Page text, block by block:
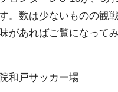
。数は少ないものの観
があればご覧になって
和戸サッカー場